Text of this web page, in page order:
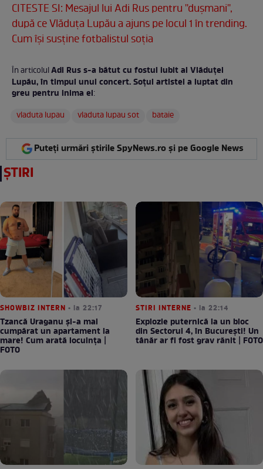
CITESTE SI: Mesajul lui Adi Rus pentru ''dușmani'',
după ce Vlăduța Lupău a ajuns pe locul 1 în trending.
Cum își susține fotbalistul soția
În articolulAdi Rus s-a bătut cu fostul iubit al Vlăduței
Lupău, în timpul unui concert. Soțul artistei a luptat din
greu pentru inima ei:
vladuta lupau
vladuta lupau sot bataie
Puteți urmări știrile SpyNews.ro și pe Google News
ȘTIRI
SHOWBIZ INTERN • la 22:17
Tzancă Uraganu și-a mai
cumpărat un apartament la
mare! Cum arată locuința |
FOTO
STIRI INTERNE • la 22:14
Explozie puternică la un bloc
din Sectorul 4, în București! Un
tânăr ar fi fost grav rănit | FOTO